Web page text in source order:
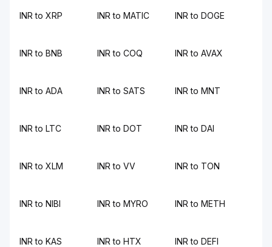
INR to XRP INR to MATIC INR to DOGE
INR to BNB INR to COQ INR to AVAX
INR to ADA INR to SATS INR to MNT
INR to LTC INR to DOT INR to DAI
INR to XLM INR to VV INR to TON
INR to NIBI INR to MYRO INR to METH
INR to KAS INR to HTX INR to DEFI